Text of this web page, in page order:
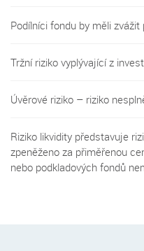
Podílníci fondu by měli
Tržní riziko vyplývající z
Úvěrové riziko – riziko
Riziko likvidity představuje
zpeněženo za přiměřenou
nebo podkladových fondů